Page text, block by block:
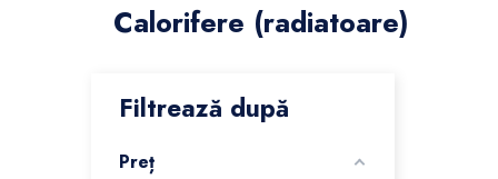
Calorifere (radiatoare)
Filtrează după
Preț